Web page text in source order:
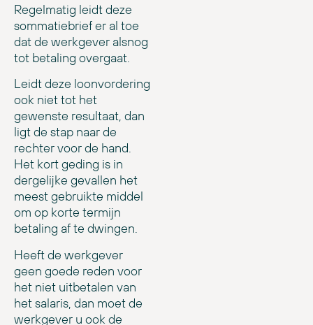
Regelmatig leidt deze
sommatiebrief er al toe
dat de werkgever alsnog
tot betaling overgaat.
Leidt deze loonvordering
ook niet tot het
gewenste resultaat, dan
ligt de stap naar de
rechter voor de hand.
Het kort geding is in
dergelijke gevallen het
meest gebruikte middel
om op korte termijn
betaling af te dwingen.
Heeft de werkgever
geen goede reden voor
het niet uitbetalen van
het salaris, dan moet de
werkgever u ook de